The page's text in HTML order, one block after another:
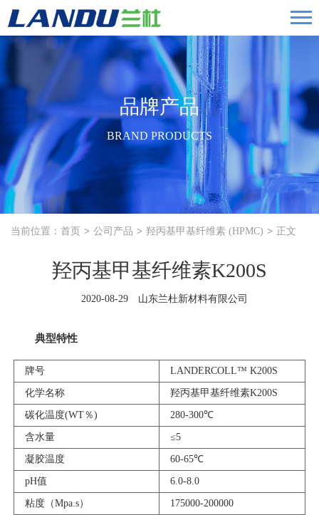
品牌产品
BRAND PRODUCTS
当前位置： 首页 公司产品 羟丙基甲基纤维素 (HPMC) 正文
羟丙基甲基纤维素K200S
2020-08-29 山东兰杜新材料有限公司
典型特性
牌号 LANDERCOLL™ K200S
化学名称 羟丙基甲基纤维素K200S
碳化温度(WT％) 280-300℃
含水量 ≤5
凝胶温度 60-65℃
pH值 6.0-8.0
粘度（Mpa.s） 175000-200000